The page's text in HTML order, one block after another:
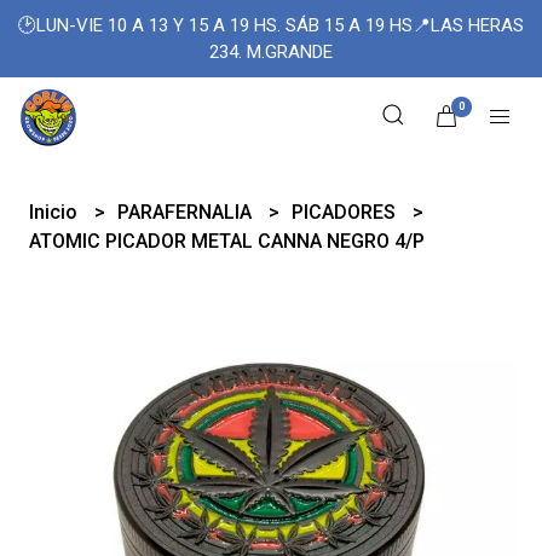
🕑LUN-VIE 10 A 13 Y 15 A 19 HS. SÁB 15 A 19 HS📍LAS HERAS
234. M.GRANDE
0
Inicio PARAFERNALIA
PICADORES
ATOMIC PICADOR METAL CANNA NEGRO 4/P